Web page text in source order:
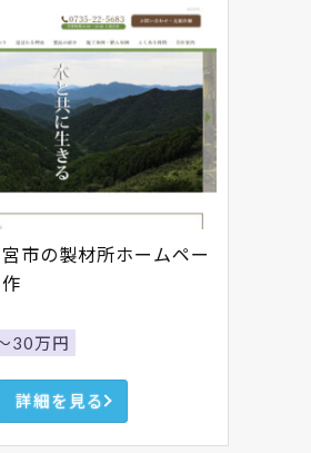
市の製材所ホームペー
30万円
詳細を見る